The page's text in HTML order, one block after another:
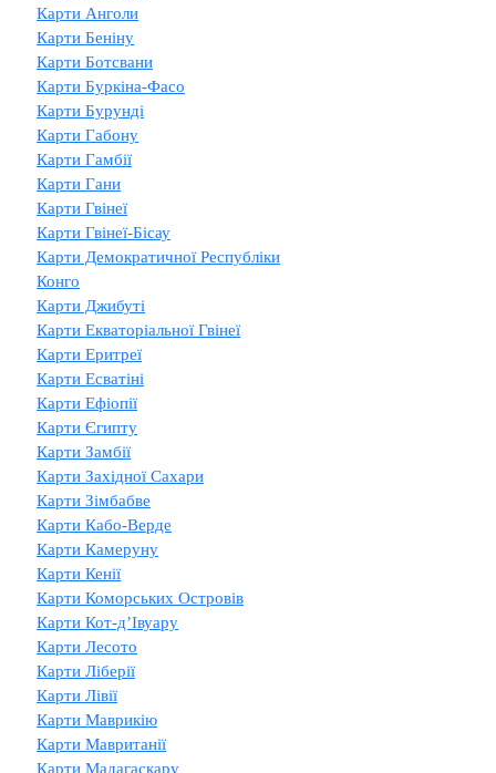
Карти Анголи
Карти Беніну
Карти Ботсвани
Карти Буркіна-Фасо
Карти Бурунді
Карти Габону
Карти Гамбії
Карти Гани
Карти Гвінеї
Карти Гвінеї-Бісау
Карти Демократичної Республіки
Конго
Карти Джибуті
Карти Екваторіальної Гвінеї
Карти Еритреї
Карти Есватіні
Карти Ефіопії
Карти Єгипту
Карти Замбії
Карти Західної Сахари
Карти Зімбабве
Карти Кабо-Верде
Карти Камеруну
Карти Кенії
Карти Коморських Островів
Карти Кот-д’Івуару
Карти Лесото
Карти Ліберії
Карти Лівії
Карти Маврикію
Карти Мавританії
Карти Мадагаскару